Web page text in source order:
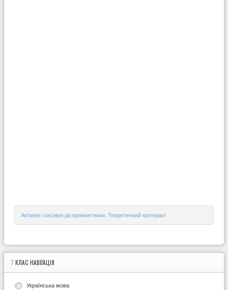
Активні і пасивні дієприкметники. Теоретичний матеріал
7 КЛАС НАВІГАЦІЯ
Українська мова